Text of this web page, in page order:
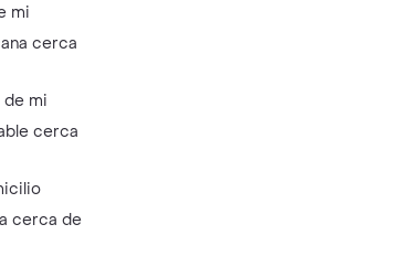
mi
cerca
mi
cerca
cerca de